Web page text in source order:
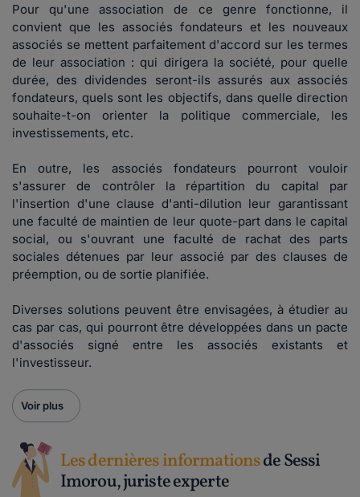
Pour qu'une association de ce genre fonctionne, il
convient que les associés fondateurs et les nouveaux
associés se mettent parfaitement d'accord sur les termes
de leur association : qui dirigera la société, pour quelle
durée, des dividendes seront-ils assurés aux associés
fondateurs, quels sont les objectifs, dans quelle direction
souhaite-t-on orienter la politique commerciale, les
investissements, etc.
En outre, les associés fondateurs pourront vouloir
s'assurer de contrôler la répartition du capital par
l'insertion d'une clause d'anti-dilution leur garantissant
une faculté de maintien de leur quote-part dans le capital
social, ou s'ouvrant une faculté de rachat des parts
sociales détenues par leur associé par des clauses de
préemption, ou de sortie planifiée.
Diverses solutions peuvent être envisagées, à étudier au
cas par cas, qui pourront être développées dans un pacte
d'associés signé entre les associés existants et
l'investisseur.
Voir plus
Les dernières informationsde Sessi
Imorou, juriste experte